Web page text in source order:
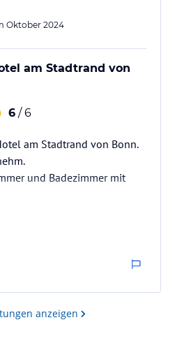
Oktober 2024
am Stadtrand von
6 / 6
am Stadtrand von Bonn.
und Badezimmer mit
anzeigen